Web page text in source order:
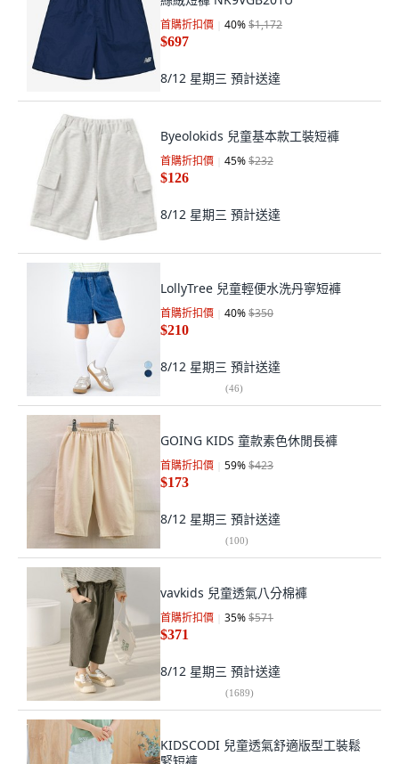
首購折扣價 40%$1,172
$697
8/12 星期三 預計送達
Byeolokids 兒童基本款工裝短褲
首購折扣價 45%$232
$126
8/12 星期三 預計送達
LollyTree 兒童輕便水洗丹寧短褲
首購折扣價 40%$350
$210
8/12 星期三 預計送達
(46)
GOING KIDS 童款素色休閒長褲
首購折扣價 59%$423
$173
8/12 星期三 預計送達
(100)
vavkids 兒童透氣八分棉褲
首購折扣價 35%$571
$371
8/12 星期三 預計送達
(1689)
KIDSCODI 兒童透氣舒適版型工裝鬆